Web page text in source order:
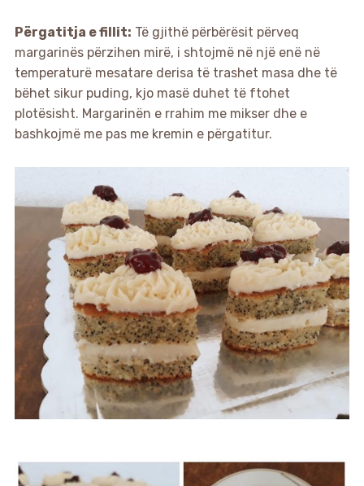
Përgatitja e fillit: Të gjithë përbërësit përveq
margarinës përzihen mirë, i shtojmë në një enë në
temperaturë mesatare derisa të trashet masa dhe të
bëhet sikur puding, kjo masë duhet të ftohet
plotësisht. Margarinën e rrahim me mikser dhe e
bashkojmë me pas me kremin e përgatitur.